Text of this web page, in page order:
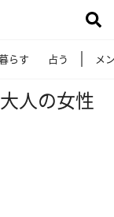
らす 占う メ
人の女性